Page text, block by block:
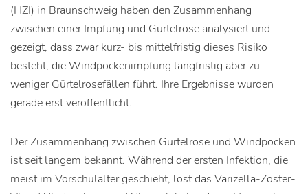
(HZI) in Braunschweig haben den Zusammenhang
zwischen einer Impfung und Gürtelrose analysiert und
gezeigt, dass zwar kurz- bis mittelfristig dieses Risiko
besteht, die Windpockenimpfung langfristig aber zu
weniger Gürtelrosefällen führt. Ihre Ergebnisse wurden
gerade erst veröffentlicht.
Der Zusammenhang zwischen Gürtelrose und Windpocken
ist seit langem bekannt. Während der ersten Infektion, die
meist im Vorschulalter geschieht, löst das Varizella-Zoster-